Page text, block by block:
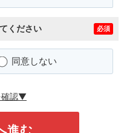
ください 必須
同意しない
確認▼